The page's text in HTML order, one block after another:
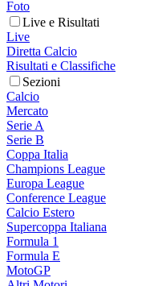
Foto
Live e Risultati
Live
Diretta Calcio
Risultati e Classifiche
Sezioni
Calcio
Mercato
Serie A
Serie B
Coppa Italia
Champions League
Europa League
Conference League
Calcio Estero
Supercoppa Italiana
Formula 1
Formula E
MotoGP